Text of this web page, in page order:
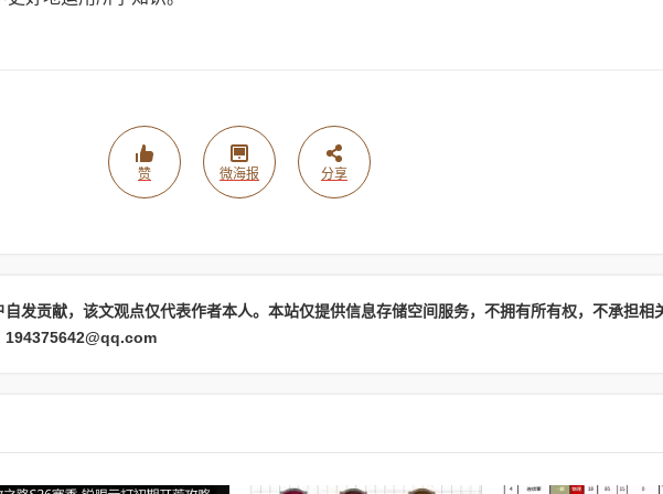
赞 微海报 分享
发贡献，该文观点仅代表作者本人。本站仅提供信息存储空间服务，不拥有所有权，不承担相
194375642@qq.com